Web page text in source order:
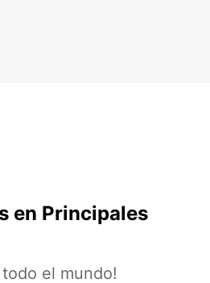
en Principales
el mundo!